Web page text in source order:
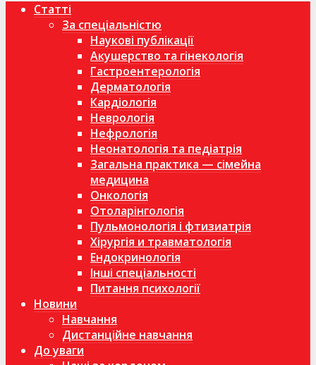
Статті
За спеціальністю
Наукові публікації
Акушерство та гінекологія
Гастроентерологія
Дерматологія
Кардіологія
Неврологія
Нефрологія
Неонатологія та педіатрія
Загальна практика — сімейна
медицина
Онкологія
Отоларінгологія
Пульмонологія і фтизиатрія
Хірургія и травматологія
Ендокринологія
Інші спеціальності
Питання психології
Новини
Навчання
Дистанційне навчання
До уваги